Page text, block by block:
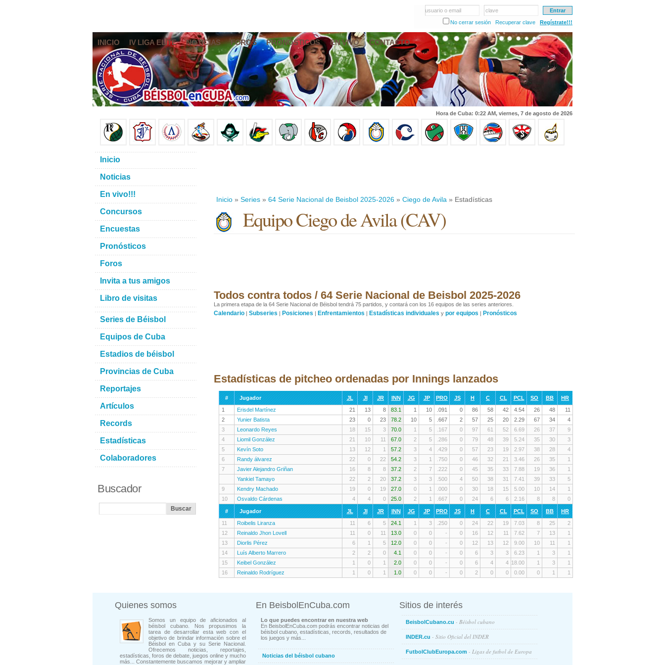
usuario o email
clave
No cerrar sesión
Recuperar clave Regístrate!!!
INICIO IV LIGA ELITE NOTICIAS FOROS PRONÓSTICOS EN VIVO CONTACTO
Hora de Cuba: 0:22 AM, viernes, 7 de agosto de 2026
Inicio » Series » 64 Serie Nacional de Beisbol 2025-2026 » Ciego de Avila » Estadísticas
Equipo Ciego de Avila (CAV)
Todos contra todos / 64 Serie Nacional de Beisbol 2025-2026
La primera etapa de la 64 Serie Nacional de Béisbol tendrá 75 partidos, y contará con los 16 equipos de las series anteriores.
Calendario | Subseries | Posiciones | Enfrentamientos | Estadísticas individuales y por equipos | Pronósticos
Estadísticas de pitcheo ordenadas por Innings lanzados
# Jugador JL JI JR INN JG JP PRO JS H C CL PCL SO BB
HR
1
Erisdel Martínez 21 13 8 83.1 1 10 .091 0 86 58 42 4.54 26 48
11
2
Yunier Batista 23 0 23 78.2 10 5 .667 2 57 25 20 2.29 67 34
4
3
Leonardo Reyes 18 15 3 70.0 1 5 .167 0 97 61 52 6.69 26 37
9
4
Liomil González 21 10 11 67.0 2 5 .286 0 79 48 39 5.24 35 30
3
5
Kevín Soto 13 12 1 57.2 3 4 .429 0 57 23 19 2.97 38 28
4
6
Randy álvarez 22 0 22 54.2 3 1 .750 0 46 32 21 3.46 26 35
1
7
Javier Alejandro Griñan 16 8 8 37.2 2 7 .222 0 45 35 33 7.88 19 36
1
Yankiel Tamayo
22 2 20 37.2 3 3 .500 4 50 38 31 7.41 39 33
5
9
Kendry Machado 19 0 19 27.0 0 1 .000 0 30 18 15 5.00 10 14
1
10
Osvaldo Cárdenas 4 4 0 25.0 2 1 .667 0 24 6 6 2.16 8 8 0
# Jugador JL JI JR INN JG JP PRO JS H C CL PCL SO BB
HR
11
Roibelis Liranza 11 6 5 24.1 1 3 .250 0 24 22 19 7.03 8 25
2
12
Reinaldo Jhon Lovell 11 0 11 13.0 0 0 - 0 16 12 11 7.62 7 13
1
13
Diorlis Pérez 6 1 5 12.0 0 0 - 0 12 13 12 9.00 10 11
1
14
Luís Alberto Marrero 2 2 0 4.1 0 0 - 0 6 3 3 6.23 1 3
1
15
Keibel González 1 0 1 2.0 0 0 - 0 6 4 4 18.00 1 3
1
16
Reinaldo Rodríguez 1 0 1 1.0 0 0 - 0 2 0 0 0.00 0 1 1
Inicio
Noticias
En vivo!!!
Concursos
Encuestas
Pronósticos
Foros
Invita a tus amigos
Libro de visitas
Series de Béisbol
Equipos de Cuba
Estadios de béisbol
Provincias de Cuba
Reportajes
Artículos
Records
Estadísticas
Colaboradores
Buscador
Quienes somos
Somos un equipo de aficionados al
béisbol cubano. Nos propusimos la
tarea de desarrollar esta web con el
objetivo de brindar información sobre el
Béisbol en Cuba y su Serie Nacional.
Ofrecemos noticias, reportajes,
estadísticas, foros de debate, juegos online y mucho
más... Constantemente buscamos mejorar y ampliar
En BeisbolEnCuba.com
Lo que puedes encontrar en nuestra web
En BeisbolEnCuba.com podrás encontrar noticias del
béisbol cubano, estadísticas, records, resultados de
los juegos y más...
Noticias del béisbol cubano
Sitios de interés
BeisbolCubano.cu - Béisbol cubano
INDER.cu - Sitio Oficial del INDER
FutbolClubEuropa.com - Ligas de futbol de Europa